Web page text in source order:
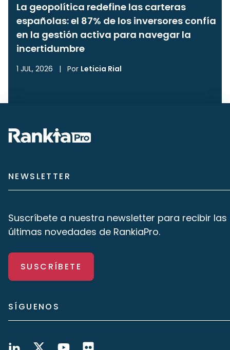
La geopolítica redefine las carteras
españolas: el 87% de los inversores confía
en la gestión activa para navegar la
incertidumbre
1 JUL, 2026 | Por Leticia Rial
NEWSLETTER
Suscríbete a nuestra newsletter para recibir las
últimas novedades de RankiaPro.
SUSCRÍBETE
SÍGUENOS